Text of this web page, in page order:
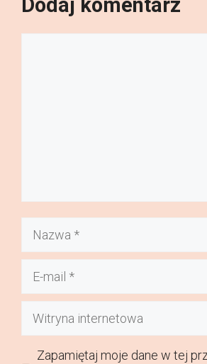
Dodaj komentarz
Nazwa
mail
Witryna
internetowa
Zapamiętaj moje dane w tej